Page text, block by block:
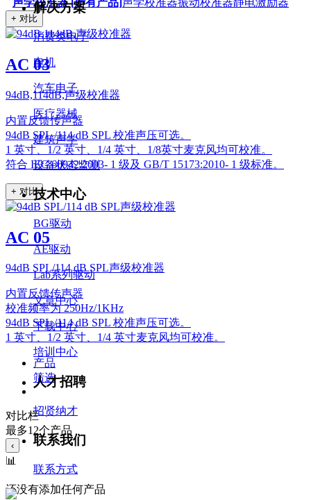
声学校准器 [所有产品]声学校准器振动校准器静电激励器
+ 对比
AC 03
94dB,114dB,声级校准器
内置反馈传声器
94dB SPL /114 dB SPL 校准声压可选。
1 英寸、1/2 英寸、1/4 英寸、1/8英寸麦克风均可校准。
符合 IEC 60942:2003- 1 级及 GB/T 15173:2010- 1 级标准。
+ 对比
AC 05
94dB SPL/114 dB SPL声级校准器
内置反馈传声器
校准频率为 250Hz/1KHz
94dB SPL /114 dB SPL 校准声压可选。
1 英寸、1/2 英寸、1/4 英寸麦克风均可校准。
解决方案
消费类电子
电机
汽车电子
医疗器械
建筑声学
设备状态监测
技术中心
BG驱动
AE驱动
Lab系列驱动
文章中心
下载中心
培训中心
人才招聘
招贤纳才
联系我们
联系方式
产品
筛选
对比栏
最多12个产品
‹
📊
还没有添加任何产品